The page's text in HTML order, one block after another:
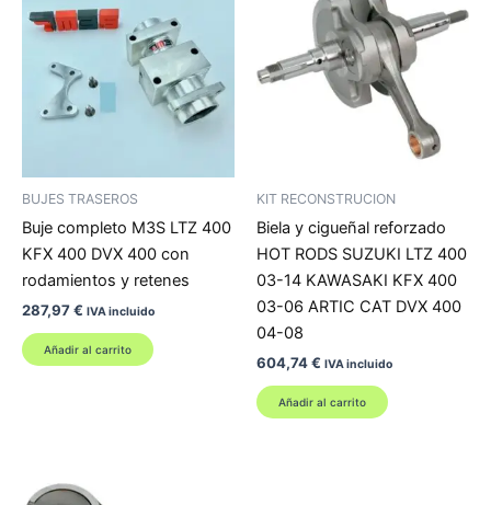
BUJES TRASEROS
Buje completo M3S LTZ 400
KFX 400 DVX 400 con
rodamientos y retenes
287,97€ IVA incluido
Añadir al carrito
KIT RECONSTRUCION
Biela y cigueñal reforzado
HOT RODS SUZUKI LTZ 400
03-14 KAWASAKI KFX 400
03-06 ARTIC CAT DVX 400
04-08
604,74€ IVA incluido
Añadir al carrito